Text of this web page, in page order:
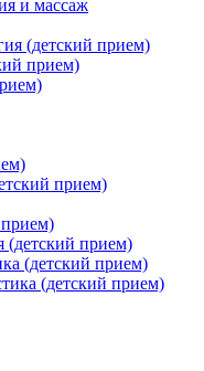
и массаж
(детский прием)
прием)
прием)
(детский прием)
(детский прием)
(детский прием)